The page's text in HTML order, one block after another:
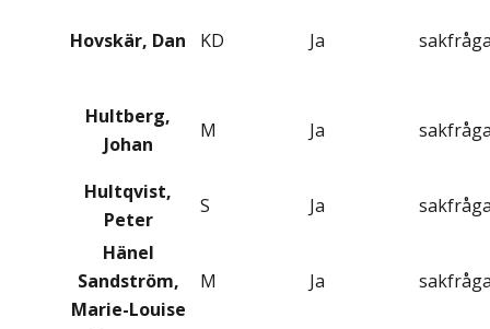
Hovskär, Dan KD Ja
Hultberg,
Johan
M Ja
Hultqvist,
Peter
S Ja
Hänel
Sandström,
Marie-Louise
M Ja